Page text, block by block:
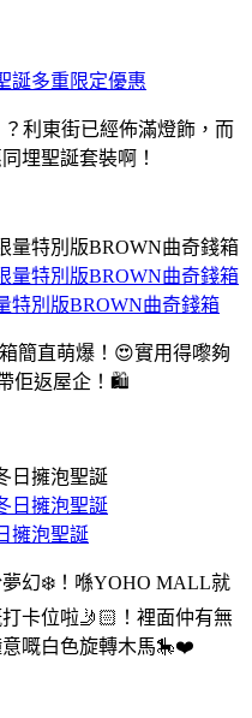
誕多重限定優惠
利東街已經佈滿燈飾，而
埋聖誕套裝啊！
特別版BROWN曲奇錢箱
簡直萌爆！😍實用得嚟夠
佢返屋企！🛍
擁泡聖誕
幻❄️！喺YOHO MALL就
卡位啦🤳🏻！裡面仲有無
嘅白色旋轉木馬🎠❤️